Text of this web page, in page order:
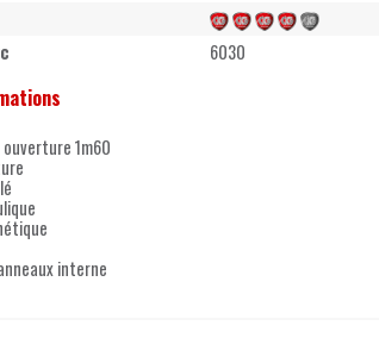
6030
ouverture 1m60
interne